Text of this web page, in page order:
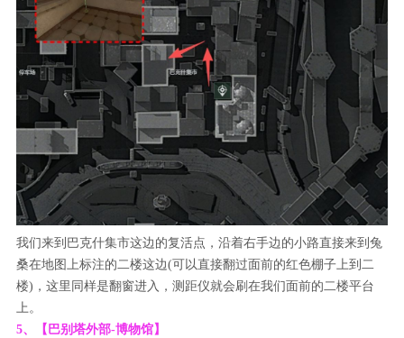
我们来到巴克什集市这边的复活点，沿着右手边的小路直接来到兔
桑在地图上标注的二楼这边(可以直接翻过面前的红色棚子上到二
楼)，这里同样是翻窗进入，测距仪就会刷在我们面前的二楼平台
上。
5、【巴别塔外部-博物馆】